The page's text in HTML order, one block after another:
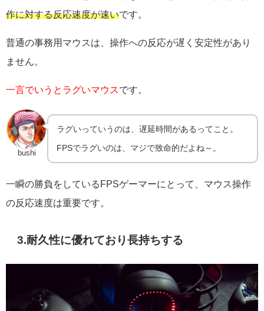
作に対する反応速度が速いです。
普通の事務用マウスは、操作への反応が遅く安定性があり
ません。
一言でいうとラグいマウスです。
bushi
ラグいっていうのは、遅延時間があるってこと。
FPSでラグいのは、マジで致命的だよね～。
一瞬の勝負をしているFPSゲーマーにとって、マウス操作
の反応速度は重要です。
3.耐久性に優れており長持ちする